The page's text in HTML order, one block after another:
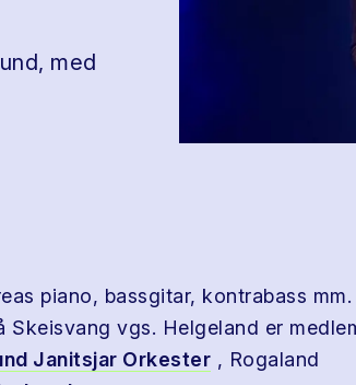
med
piano, bassgitar, kontrabass mm.
Skeisvang vgs. Helgeland er
Janitsjar Orkester , Rogaland